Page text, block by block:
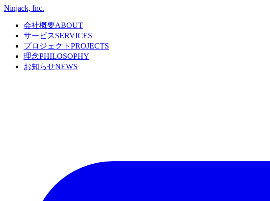
Ninjack, Inc.
会社概要ABOUT
サービスSERVICES
プロジェクト PROJECTS
理念PHILOSOPHY
お知らせNEWS